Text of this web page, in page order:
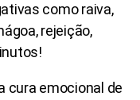
como raiva,
rejeição,
cura emocional de